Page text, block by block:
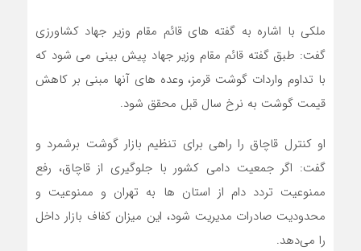
ملکی با اشاره به گفته های قائم مقام وزیر جهاد کشاورزی
گفت: طبق گفته قائم مقام وزیر جهاد پیش بینی می شود که
با تداوم واردات گوشت قرمز، وعده های آنها مبنی بر کاهش
قیمت گوشت به نرخ سال قبل محقق شود.
او کنترل قاچاق را راهی برای تنظیم بازار گوشت برشمرد و
گفت: اگر جمعیت دامی کشور با جلوگیری از قاچاق، رفع
ممنوعیت تردد دام از استان ها به تهران و ممنوعیت و
محدودیت صادرات مدیریت شود، این میزان کفاف بازار داخل
را می‌دهد.